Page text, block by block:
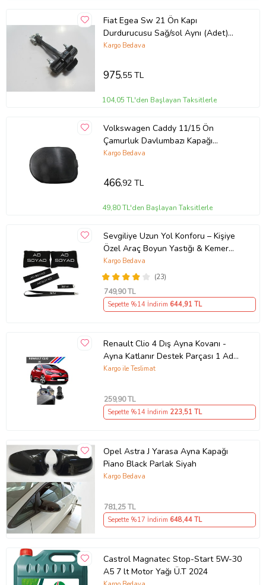
Fiat Egea Sw 21 Ön Kapı
Durdurucusu Sağ/sol Aynı (Adet)
(Kapı Gergi·si·)
Kargo Bedava
975,55 TL
104,05 TL'den Başlayan Taksitlerle
Volkswagen Caddy 11/15 Ön
Çamurluk Davlumbazı Kapağı
Sağ/sol Aynı (Adet)
Kargo Bedava
466,92 TL
49,80 TL'den Başlayan Taksitlerle
Sevgiliye Uzun Yol Konforu – Kişiye
Özel Araç Boyun Yastığı & Kemer
Pedi Hediye Seti
(23)
Kargo Bedava
749,90 TL
Sepette %14 İndirim 644,91 TL
Renault Clio 4 Dış Ayna Kovanı -
Ayna Katlanır Destek Parçası 1 Adet
490307706 M3625
Kargo ile Teslimat
259,90 TL
Sepette %14 İndirim 223,51 TL
Opel Astra J Yarasa Ayna Kapağı
Piano Black Parlak Siyah
Kargo Bedava
781,25 TL
Sepette %17 İndirim 648,44 TL
Castrol Magnatec Stop-Start 5W-30
A5 7 lt Motor Yağı Ü.T 2024